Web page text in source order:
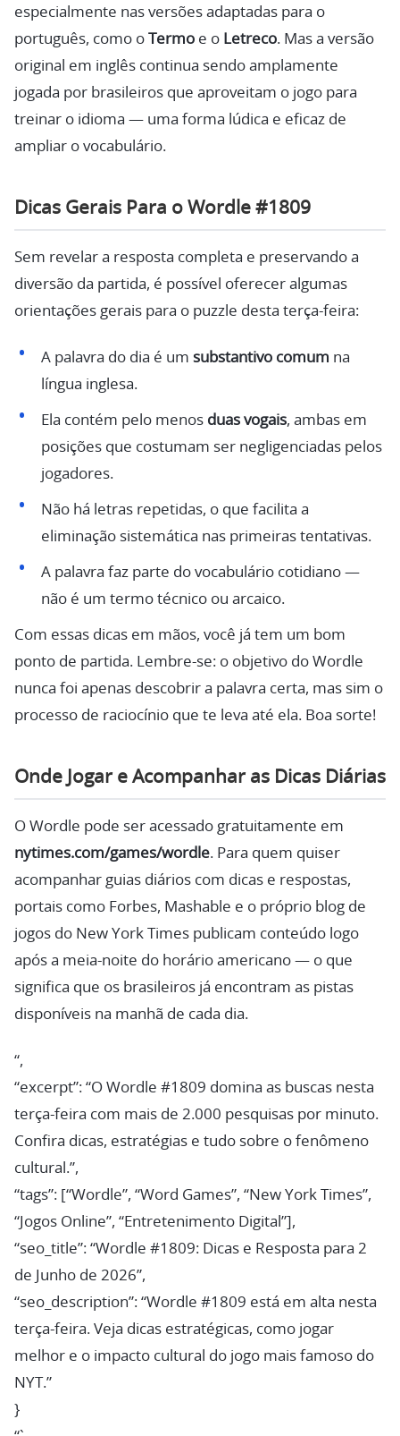
especialmente nas versões adaptadas para o
português, como o Termo e o Letreco. Mas a versão
original em inglês continua sendo amplamente
jogada por brasileiros que aproveitam o jogo para
treinar o idioma — uma forma lúdica e eficaz de
ampliar o vocabulário.
Dicas Gerais Para o Wordle #1809
Sem revelar a resposta completa e preservando a
diversão da partida, é possível oferecer algumas
orientações gerais para o puzzle desta terça-feira:
A palavra do dia é um substantivo comum na
língua inglesa.
Ela contém pelo menos duas vogais, ambas em
posições que costumam ser negligenciadas pelos
jogadores.
Não há letras repetidas, o que facilita a
eliminação sistemática nas primeiras tentativas.
A palavra faz parte do vocabulário cotidiano —
não é um termo técnico ou arcaico.
Com essas dicas em mãos, você já tem um bom
ponto de partida. Lembre-se: o objetivo do Wordle
nunca foi apenas descobrir a palavra certa, mas sim o
processo de raciocínio que te leva até ela. Boa sorte!
Onde Jogar e Acompanhar as Dicas Diárias
O Wordle pode ser acessado gratuitamente em
nytimes.com/games/wordle. Para quem quiser
acompanhar guias diários com dicas e respostas,
portais como Forbes, Mashable e o próprio blog de
jogos do New York Times publicam conteúdo logo
após a meia-noite do horário americano — o que
significa que os brasileiros já encontram as pistas
disponíveis na manhã de cada dia.
“,
“excerpt”: “O Wordle #1809 domina as buscas nesta
terça-feira com mais de 2.000 pesquisas por minuto.
Confira dicas, estratégias e tudo sobre o fenômeno
cultural.”,
“tags”: [“Wordle”, “Word Games”, “New York Times”,
“Jogos Online”, “Entretenimento Digital”],
“seo_title”: “Wordle #1809: Dicas e Resposta para 2
de Junho de 2026”,
“seo_description”: “Wordle #1809 está em alta nesta
terça-feira. Veja dicas estratégicas, como jogar
melhor e o impacto cultural do jogo mais famoso do
NYT.”
}